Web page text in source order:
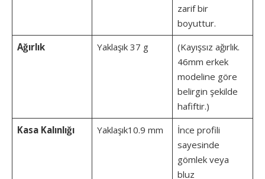
zarif bir
boyuttur.
Ağırlık
Yaklaşık 37 g
(Kayışsız ağırlık.
46mm erkek
modeline göre
belirgin şekilde
hafiftir.)
Kasa Kalınlığı
Yaklaşık10.9 mm
İnce profili
sayesinde
gömlek veya
bluz